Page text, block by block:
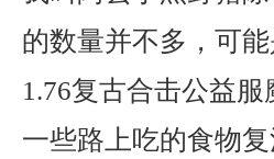
的数量并不多，可
1.76复古合击公益
一些路上吃的食物